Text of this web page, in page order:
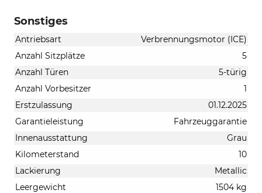
Sonstiges
Antriebsart
Verbrennungsmotor (ICE)
Anzahl Sitzplätze
5
Anzahl Türen
5-türig
Anzahl Vorbesitzer
1
Erstzulassung
01.12.2025
Garantieleistung
Fahrzeuggarantie
Innenausstattung
Grau
Kilometerstand
10
Lackierung
Metallic
Leergewicht
1504 kg